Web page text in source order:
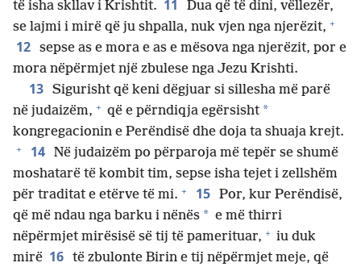
të isha skllav i Krishtit. 11
Dua që të dini, vëllezër,
se lajmi i mirë që ju shpalla, nuk vjen nga njerëzit, +
12 sepse as e mora e as e mësova nga njerëzit, por e
mora nëpërmjet një zbulese nga Jezu Krishti.
13 Sigurisht që keni dëgjuar si sillesha më parë
në judaizëm, + që e përndiqja egërsisht *
kongregacionin e Perëndisë dhe doja ta shuaja krejt.
+ 14 Në judaizëm po përparoja më tepër se shumë
moshatarë të kombit tim, sepse isha tejet i zellshëm
për traditat e etërve të mi. + 15 Por, kur Perëndisë,
që më ndau nga barku i nënës * e më thirri
nëpërmjet mirësisë së tij të pamerituar, + iu duk
mirë 16 të zbulonte Birin e tij nëpërmjet meje, që